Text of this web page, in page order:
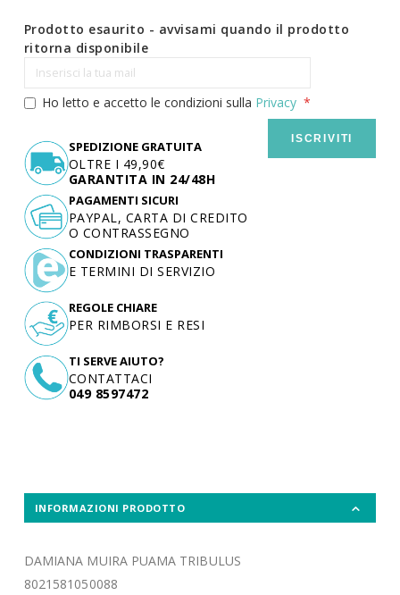
Prodotto esaurito - avvisami quando il prodotto
ritorna disponibile
Ho letto e accetto le condizioni sulla Privacy
ISCRIVITI
SPEDIZIONE GRATUITA
OLTRE I 49,90€
GARANTITA IN 24/48H
TI SERVE AIUTO?
CONTATTACI
049 8597472
PAGAMENTI SICURI
PAYPAL, CARTA DI CREDITO
O CONTRASSEGNO
CONDIZIONI TRASPARENTI
E TERMINI DI SERVIZIO
REGOLE CHIARE
PER RIMBORSI E RESI
INFORMAZIONI PRODOTTO
DAMIANA MUIRA PUAMA TRIBULUS
8021581050088